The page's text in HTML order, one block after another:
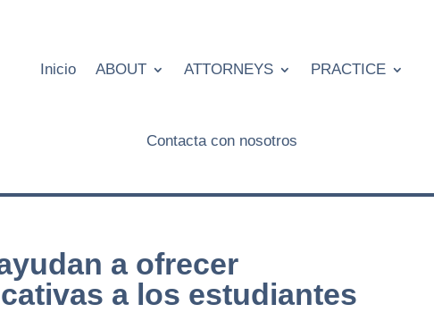
Inicio ABOUT ATTORNEYS PRACTICE
Contacta con nosotros
a ofrecer
a los estudiantes